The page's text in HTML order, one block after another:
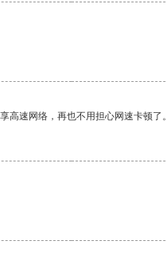
速网络，再也不用担心网速卡顿了。